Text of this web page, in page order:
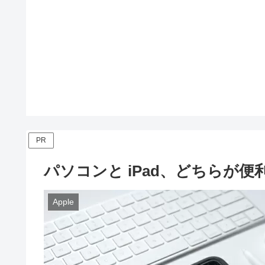
PR
パソコンと iPad、どちらが便
Apple